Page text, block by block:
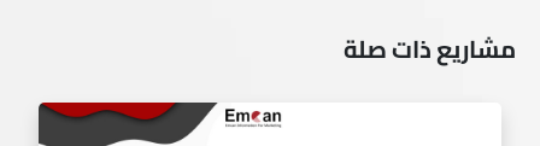
مشاريع ذات صلة